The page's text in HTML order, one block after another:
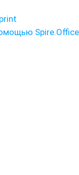
Spire.Office